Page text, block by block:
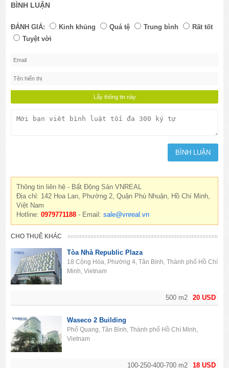
BÌNH LUẬN
ĐÁNH GIÁ: Kinh khủng Quá tệ Trung bình
Rất tốt
Tuyệt vời
Thông tin liên hệ - Bất Động Sản VNREAL
Địa chỉ: 142 Hoa Lan, Phường 2, Quận Phú Nhuận, Hồ Chí Minh,
Việt Nam
Hotline:0979771188 - Email:sale@vnreal.vn
CHO THUÊ KHÁC
20 USD
500 m2
Tòa Nhà Republic Plaza
18 Cộng Hòa, Phường 4, Tân Bình, Thành phố Hồ Chí
Minh, Vietnam
18 USD
100-250-400-700 m2
Waseco 2 Building
Phổ Quang, Tân Bình, Thành phố Hồ Chí Minh,
Vietnam